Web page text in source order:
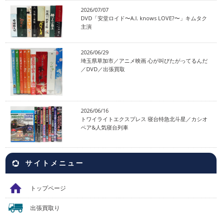
2026/07/07
DVD「安堂ロイド〜A.I. knows LOVE?〜」キムタク
主演
2026/06/29
埼玉県草加市／アニメ映画 心が叫びたがってるんだ
／DVD／出張買取
2026/06/16
トワイライトエクスプレス 寝台特急北斗星／カシオ
ペア&人気寝台列車
サイトメニュー
トップページ
出張買取り